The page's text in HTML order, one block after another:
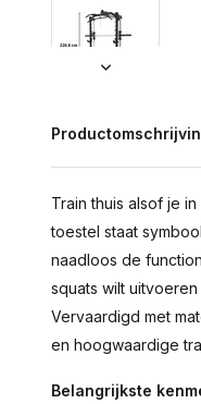
Train thuis alsof je
toestel staat
naadloos de
squats wilt
Vervaardigd met
en hoogwaardige
Belangrijkste